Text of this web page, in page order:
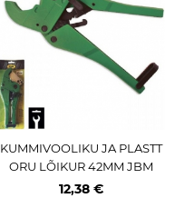
KUMMIVOOLIKU JA PLASTT
ORU LÕIKUR 42MM JBM
12,38 €